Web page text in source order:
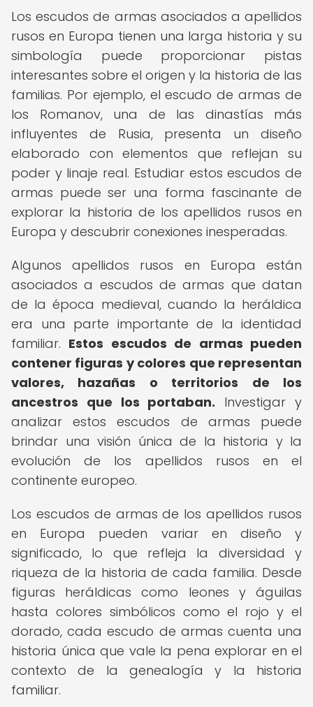
Los escudos de armas asociados a apellidos
rusos en Europa tienen una larga historia y su
simbología puede proporcionar pistas
interesantes sobre el origen y la historia de las
familias. Por ejemplo, el escudo de armas de
los Romanov, una de las dinastías más
influyentes de Rusia, presenta un diseño
elaborado con elementos que reflejan su
poder y linaje real. Estudiar estos escudos de
armas puede ser una forma fascinante de
explorar la historia de los apellidos rusos en
Europa y descubrir conexiones inesperadas.
Algunos apellidos rusos en Europa están
asociados a escudos de armas que datan
de la época medieval, cuando la heráldica
era una parte importante de la identidad
familiar. Estos escudos de armas pueden
contener figuras y colores que representan
valores, hazañas o territorios de los
ancestros que los portaban. Investigar y
analizar estos escudos de armas puede
brindar una visión única de la historia y la
evolución de los apellidos rusos en el
continente europeo.
Los escudos de armas de los apellidos rusos
en Europa pueden variar en diseño y
significado, lo que refleja la diversidad y
riqueza de la historia de cada familia. Desde
figuras heráldicas como leones y águilas
hasta colores simbólicos como el rojo y el
dorado, cada escudo de armas cuenta una
historia única que vale la pena explorar en el
contexto de la genealogía y la historia
familiar.